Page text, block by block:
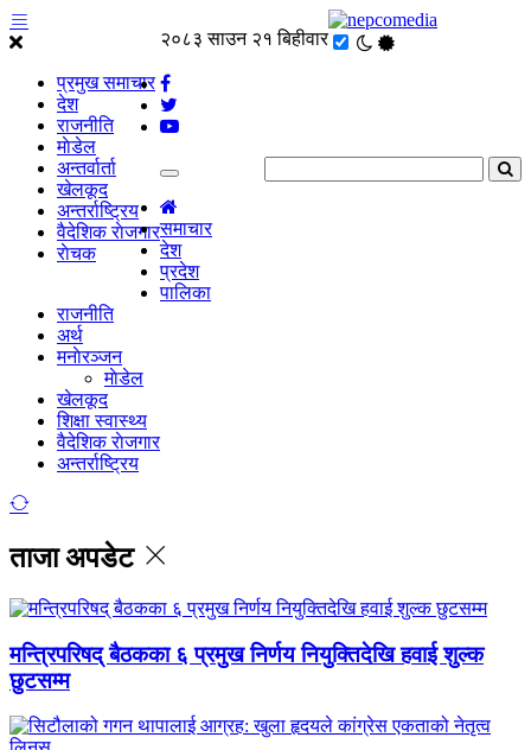
प्रमुख समाचार
देश
राजनीति
माेडेल
अन्तर्वार्ता
खेलकूद
अन्तर्राष्ट्रिय
वैदेशिक राेजगार
राेचक
२०८३ साउन २१ बिहीवार
समाचार
देश
प्रदेश
पालिका
राजनीति
अर्थ
मनाेरञ्जन
माेडेल
खेलकूद
शिक्षा स्वास्थ्य
वैदेशिक राेजगार
अन्तर्राष्ट्रिय
ताजा अपडेट
मन्त्रिपरिषद् बैठकका ६ प्रमुख निर्णय नियुक्तिदेखि हवाई शुल्क
छुटसम्म